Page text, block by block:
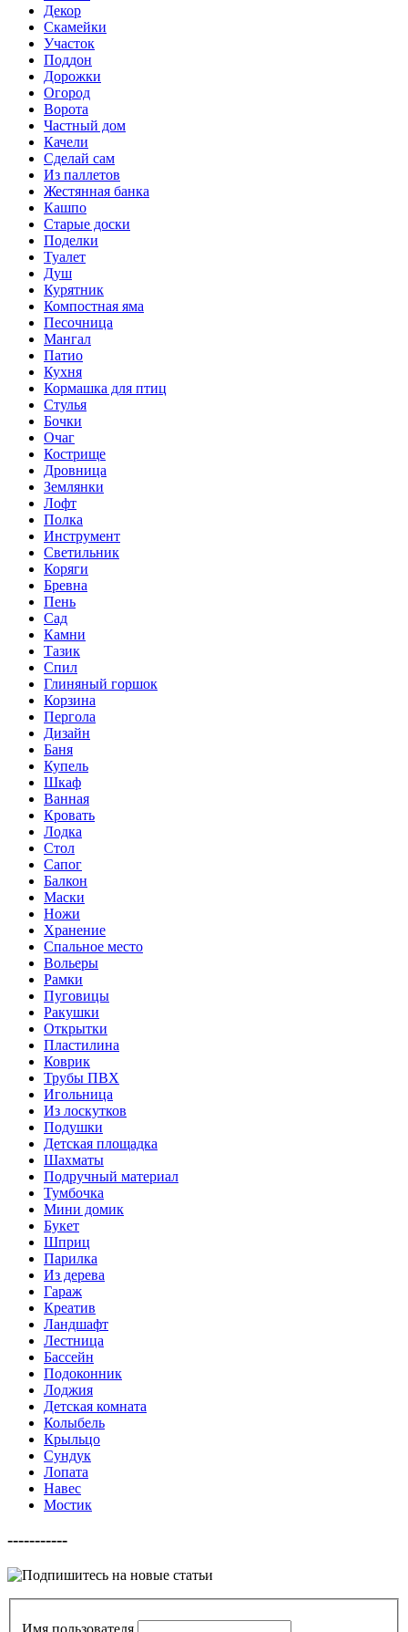
Декор
Скамейки
Участок
Поддон
Дорожки
Огород
Ворота
Частный дом
Качели
Сделай сам
Из паллетов
Жестянная банка
Кашпо
Старые доски
Поделки
Туалет
Душ
Курятник
Компостная яма
Песочница
Мангал
Патио
Кухня
Кормашка для птиц
Стулья
Бочки
Очаг
Кострище
Дровница
Землянки
Лофт
Полка
Инструмент
Светильник
Коряги
Бревна
Пень
Сад
Камни
Тазик
Спил
Глиняный горшок
Корзина
Пергола
Дизайн
Баня
Купель
Шкаф
Ванная
Кровать
Лодка
Стол
Сапог
Балкон
Маски
Ножи
Хранение
Спальное место
Вольеры
Рамки
Пуговицы
Ракушки
Открытки
Пластилина
Коврик
Трубы ПВХ
Игольница
Из лоскутков
Подушки
Детская площадка
Шахматы
Подручный материал
Тумбочка
Мини домик
Букет
Шприц
Парилка
Из дерева
Гараж
Креатив
Ландшафт
Лестница
Бассейн
Подоконник
Лоджия
Детская комната
Колыбель
Крыльцо
Сундук
Лопата
Навес
Мостик
-----------
Имя пользователя